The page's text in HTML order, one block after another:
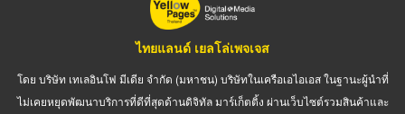
ไทยแลนด์ เยลโล่เพจเจส
โดย บริษัท เทเลอินโฟ มีเดีย จำกัด (มหาชน) บริษัทในเครือเอไอเอส ในฐานะผู้นำที่
ไม่เคยหยุดพัฒนาบริการที่ดีที่สุดด้านดิจิทัล มาร์เก็ตติ้ง ผ่านเว็บไซต์รวมสินค้าและ